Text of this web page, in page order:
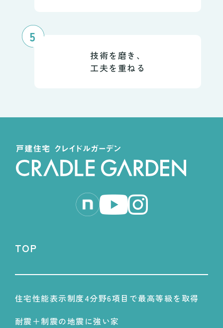
5
技術を磨き、
工夫を重ねる
TOP
住宅性能表示制度4分野6項目で最高等級を取得
耐震＋制震の地震に強い家